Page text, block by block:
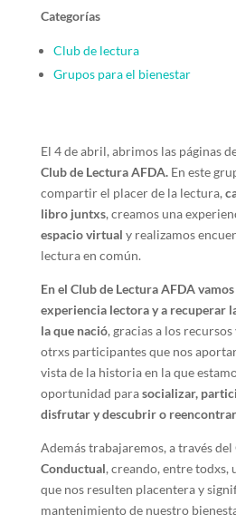
Categorías
Club de lectura
Grupos para el bienestar
El 4 de abril, abrimos las páginas
Club de Lectura AFDA. En este
compartir el placer de la lectura,
libro juntxs, creamos una
espacio virtual y realizamos
lectura en común.
En el Club de Lectura AFDA
experiencia lectora y a recuperar
la que nació, gracias a los
otrxs participantes que nos
vista de la historia en la que
oportunidad parasocializar,
disfrutar y descubrir o
Además trabajaremos, a través del
Conductual, creando, entre
que nos resulten placentera y
mantenimiento de nuestro